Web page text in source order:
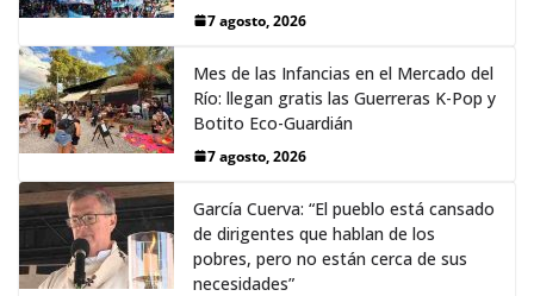
7 agosto, 2026
Mes de las Infancias en el Mercado del
Río: llegan gratis las Guerreras K-Pop y
Botito Eco-Guardián
7 agosto, 2026
García Cuerva: “El pueblo está cansado
de dirigentes que hablan de los
pobres, pero no están cerca de sus
necesidades”